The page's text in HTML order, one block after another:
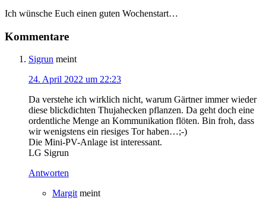
Ich wünsche Euch einen guten Wochenstart…
Kommentare
Sigrun meint
24. April 2022 um 22:23
Da verstehe ich wirklich nicht, warum Gärtner immer wieder
diese blickdichten Thujahecken pflanzen. Da geht doch eine
ordentliche Menge an Kommunikation flöten. Bin froh, dass
wir wenigstens ein riesiges Tor haben…;-)
Die Mini-PV-Anlage ist interessant.
LG Sigrun
Antworten
Margit meint